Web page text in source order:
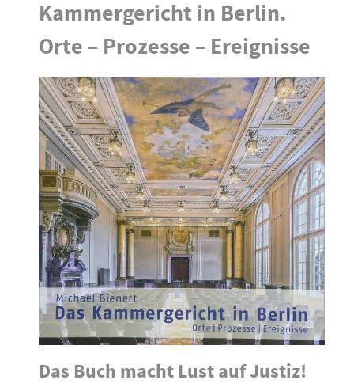
Kammergericht in Berlin.
Orte – Prozesse – Ereignisse
Das Buch macht Lust auf Justiz!